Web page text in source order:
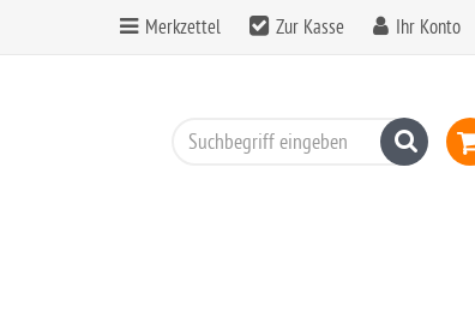
Merkzettel Zur Kasse Ihr Konto
Suchen